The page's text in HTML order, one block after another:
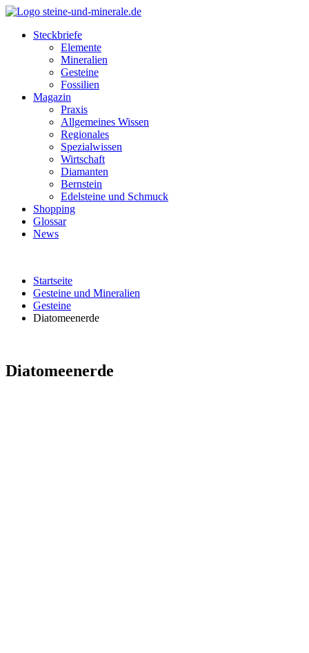
Steckbriefe
Elemente
Mineralien
Gesteine
Fossilien
Magazin
Praxis
Allgemeines Wissen
Regionales
Spezialwissen
Wirtschaft
Diamanten
Bernstein
Edelsteine und Schmuck
Shopping
Glossar
News
Startseite
Gesteine und Mineralien
Gesteine
Diatomeenerde
Diatomeenerde